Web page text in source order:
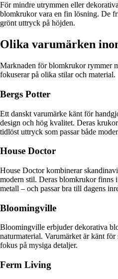
För mindre utrymmen eller
blomkrukor vara en fin lösning. De
grönt uttryck på höjden.
Olika varumärken
Marknaden för blomkrukor rymmer
fokuserar på olika stilar och material.
Bergs Potter
Ett danskt varumärke känt för
design och hög kvalitet. Deras
tidlöst uttryck som passar både
House Doctor
House Doctor kombinerar
modern stil. Deras blomkrukor finns
metall – och passar bra till dagens
Bloomingville
Bloomingville erbjuder dekorativa
naturmaterial. Varumärket är känt
fokus på mysiga detaljer.
Ferm Living